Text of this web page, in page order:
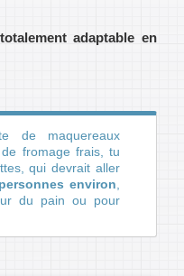
adaptable en
de maquereaux
fromage frais, tu
qui devrait aller
environ,
du pain ou pour